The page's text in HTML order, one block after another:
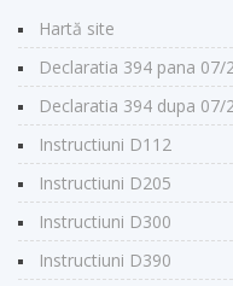
Hartă site
Declaratia 394 pana 07/
Declaratia 394 dupa 07/
Instructiuni D112
Instructiuni D205
Instructiuni D300
Instructiuni D390